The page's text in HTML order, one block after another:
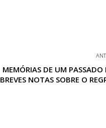
MEMÓRIAS DE UM PASSADO
BREVES NOTAS SOBRE O